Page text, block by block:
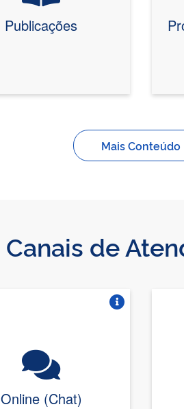
Publicações
Mais Conteúdo
Canais de
Online (Chat)